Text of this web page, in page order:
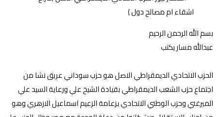
بسم الله الرحمن الرحيم
عبدالله مسار يكتب
الحزب الاتحادي الديمقراطي الاصل هو حزب سوداني عريق نشا من
اجتماع حزب الشعب الديمقراطي بقيادة الشيخ علي ورعاية السيد علي
الميرغني وحزب الوطني الاتحادي بزعامة الزعيم اسماعيل الازهري وهو